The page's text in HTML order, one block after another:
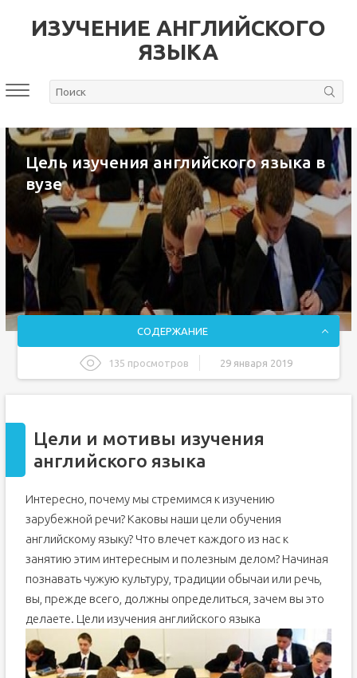
ИЗУЧЕНИЕ АНГЛИЙСКОГО
ЯЗЫКА
Цель изучения английского языка в
вузе
СОДЕРЖАНИЕ
135 просмотров 29 января 2019
Зачем знать английский?
Как выучить английский тем, кто хочет
превзойти свои возможности?
вузе
Цели, мотивация и план изучения английского языка
Цели изучения английского языка
План изучения английского языка
Мотивация изучения английского языка.
Цели и мотивы изучения
английского языка
Интересно, почему мы стремимся к изучению
зарубежной речи? Каковы наши цели обучения
английскому языку? Что влечет каждого из нас к
занятию этим интересным и полезным делом? Начиная
познавать чужую культуру, традиции обычаи или речь,
вы, прежде всего, должны определиться, зачем вы это
делаете. Цели изучения английского языка